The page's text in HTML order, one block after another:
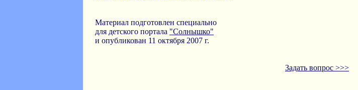
Материал подготовлен специально
для детского портала "Солнышко"
и опубликован 11 октября 2007 г.
Задать вопрос >>>